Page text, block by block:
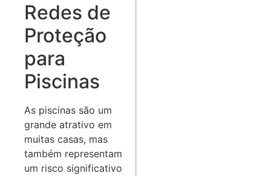
Redes de
Proteção
para
Piscinas
As piscinas são um
grande atrativo em
muitas casas, mas
também representam
um risco significativo